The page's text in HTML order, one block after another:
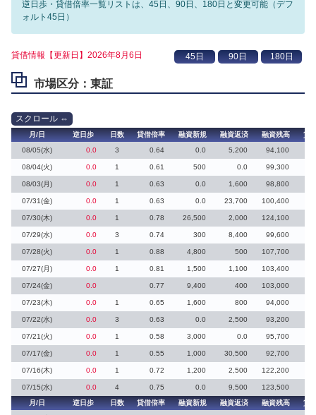
逆日歩・貸借倍率一覧リストは、45日、90日、180日と変更可能（デフ
ォルト45日）
貸借情報【更新日】2026年8月6日
市場区分：東証
月/日 逆日歩 日数 貸借倍率 融資新規 融資返済 融資残高
貸
08/05(水)
0.0 3 0.64 0.0 5,200 94,100
08/04(火) 0.0 1 0.61 500 0.0 99,300
08/03(月) 0.0 1 0.63 0.0 1,600 98,800
07/31(金) 0.0 1 0.63 0.0 23,700 100,400
07/30(木) 0.0 1 0.78 26,500 2,000 124,100
07/29(水) 0.0 3 0.74 300 8,400 99,600
07/28(火) 0.0 1 0.88 4,800 500 107,700
07/27(月) 0.0 1 0.81 1,500 1,100 103,400
07/24(金) 0.0 0.77 9,400 400 103,000
07/23(木) 0.0 1 0.65 1,600 800 94,000
07/22(水) 0.0 3 0.63 0.0 2,500 93,200
07/21(火) 0.0 1 0.58 3,000 0.0 95,700
07/17(金) 0.0 1 0.55 1,000 30,500 92,700
07/16(木) 0.0 1 0.72 1,200 2,500 122,200
07/15(水) 0.0 4 0.75 0.0 9,500 123,500
月/日
逆日歩 日数 貸借倍率 融資新規 融資返済 融資残高
貸